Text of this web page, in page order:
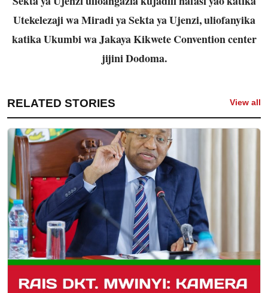
Utekelezaji wa Miradi ya Sekta ya Ujenzi, uliofanyika
katika Ukumbi wa Jakaya Kikwete Convention center
jijini Dodoma.
RELATED STORIES View all